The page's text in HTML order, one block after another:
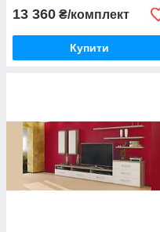
13 360 ₴/комплект
Купити